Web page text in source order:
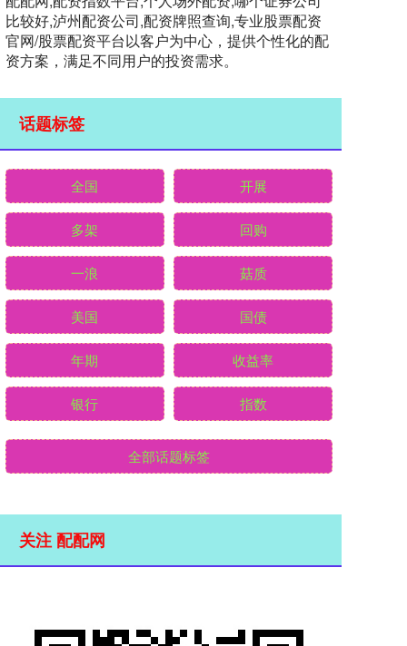
比较好,泸州配资公司,配资牌照查询,专业股票配资
官网/股票配资平台以客户为中心，提供个性化的配
资方案，满足不同用户的投资需求。
话题标签
全国 开展
多架 回购
一浪 菇质
美国 国债
年期 收益率
银行 指数
全部话题标签
关注 配配网